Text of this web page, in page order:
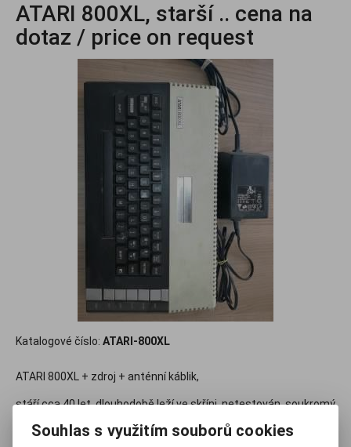
ATARI 800XL, starší .. cena na
dotaz / price on request
Katalogové číslo: ATARI-800XL
ATARI 800XL + zdroj + anténní káblik,
stáří cca 40 let, dlouhodobě leží ve skříni, netestován, soukromý
Souhlas s využitím souborů cookies